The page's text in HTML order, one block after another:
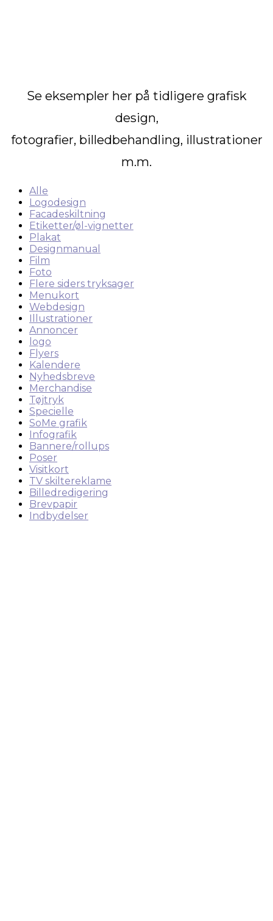
Se eksempler her på tidligere grafisk
design,
fotografier, billedbehandling, illustrationer
m.m.
Alle
Logodesign
Facadeskiltning
Etiketter/øl-vignetter
Plakat
Designmanual
Film
Foto
Flere siders tryksager
Menukort
Webdesign
Illustrationer
Annoncer
logo
Flyers
Kalendere
Nyhedsbreve
Merchandise
Tøjtryk
Specielle
SoMe grafik
Infografik
Bannere/rollups
Poser
Visitkort
TV skiltereklame
Billedredigering
Brevpapir
Indbydelser